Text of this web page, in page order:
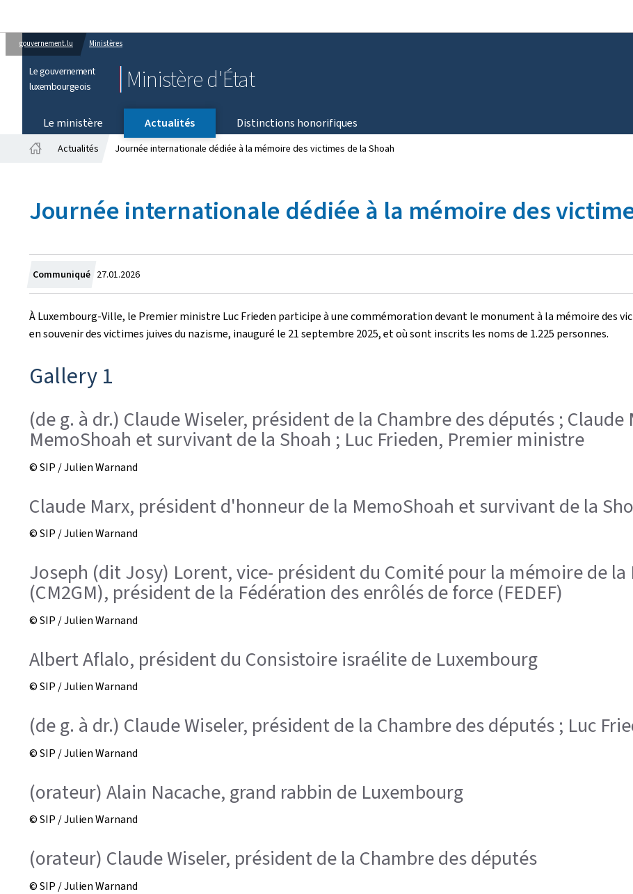
gouvernement.lu Ministères
Le gouvernement
luxembourgeois
Ministère d'État
Le ministère Actualités
Distinctions honorifiques
Actualités Journée internationale dédiée à la mémoire des victimes de la Shoah
Journée internationale dédiée à la mémoire des
Communiqué Crée
le
27.01.2026
À Luxembourg-Ville, le Premier ministre Luc Frieden participe à une commémoration devant le monument à la mémoire des
en souvenir des victimes juives du nazisme, inauguré le 21 septembre 2025, et où sont inscrits les noms de 1.225 personnes.
Gallery 1
(de g. à dr.) Claude Wiseler, président de la Chambre des députés ;
MemoShoah et survivant de la Shoah ; Luc Frieden, Premier ministre
© SIP / Julien Warnand
Claude Marx, président d'honneur de la MemoShoah et survivant de la
© SIP / Julien Warnand
Joseph (dit Josy) Lorent, vice- président du Comité pour la mémoire de
(CM2GM), président de la Fédération des enrôlés de force (FEDEF)
© SIP / Julien Warnand
Albert Aflalo, président du Consistoire israélite de Luxembourg
© SIP / Julien Warnand
(de g. à dr.) Claude Wiseler, président de la Chambre des députés ; Luc
© SIP / Julien Warnand
(orateur) Alain Nacache, grand rabbin de Luxembourg
© SIP / Julien Warnand
(orateur) Claude Wiseler, président de la Chambre des députés
© SIP / Julien Warnand